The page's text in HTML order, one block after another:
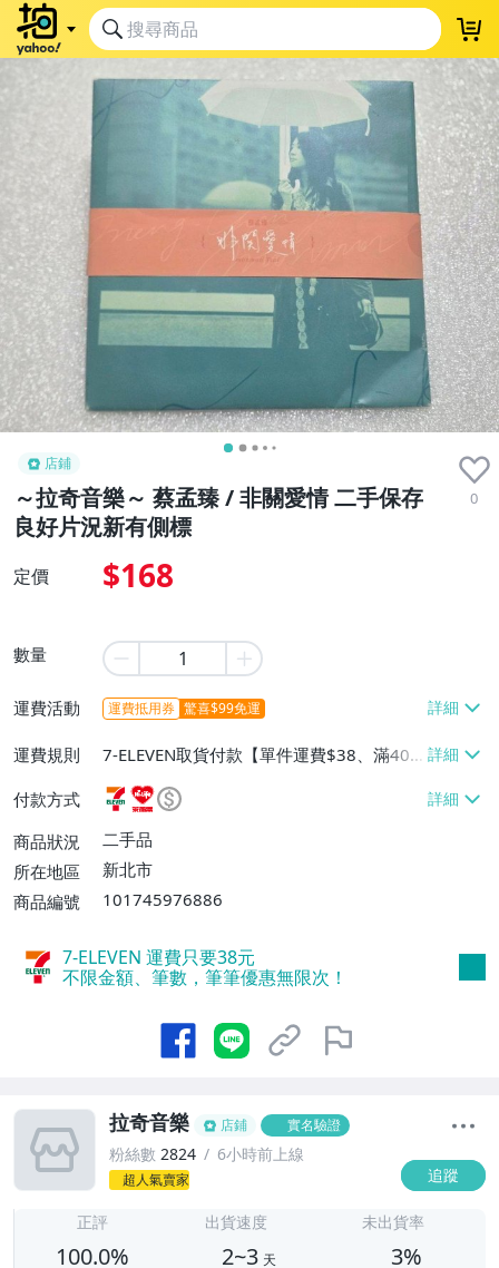
店鋪
～拉奇音樂～ 蔡孟臻 / 非關愛情 二手保存
良好片況新有側標
0
定價 $168
數量
運費活動 運費抵用券 驚喜$99免運
運費規則
7-ELEVEN取貨付款【單件運費$38、滿40
件或消費滿$20000免運費】、7-ELEVEN取
貨不付款【單件運費$38】、萊爾富取貨付
款【單件運費$60、滿40件或消費滿$2000
0免運費】、郵局掛號【單件運費$50、消
付款方式
商品狀況
二手品
所在地區
新北市
商品編號
101745976886
7-ELEVEN 運費只要38元
不限金額、筆數，筆筆優惠無限次！
拉奇音樂 店鋪 實名驗證
粉絲數 2824 6小時前上線
超人氣賣家 追蹤
正評
100.0%
出貨速度
2~3 天
未出貨率
3%